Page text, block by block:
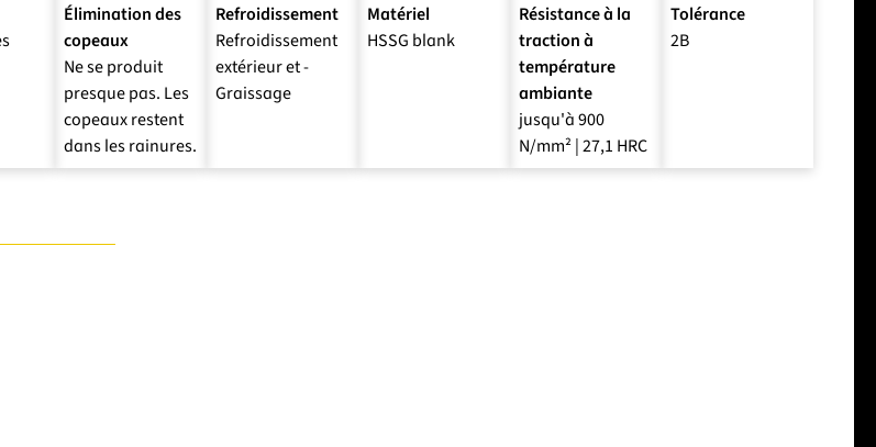
Élimination des
copeaux
Ne se produit
presque pas. Les
copeaux restent
dans les rainures.
Refroidissement
Refroidissement
extérieur et -
Graissage
Matériel
HSSG blank
Résistance à la
traction à
température
ambiante
jusqu'à 900
N/mm² | 27,1 HRC
Tolérance
2B